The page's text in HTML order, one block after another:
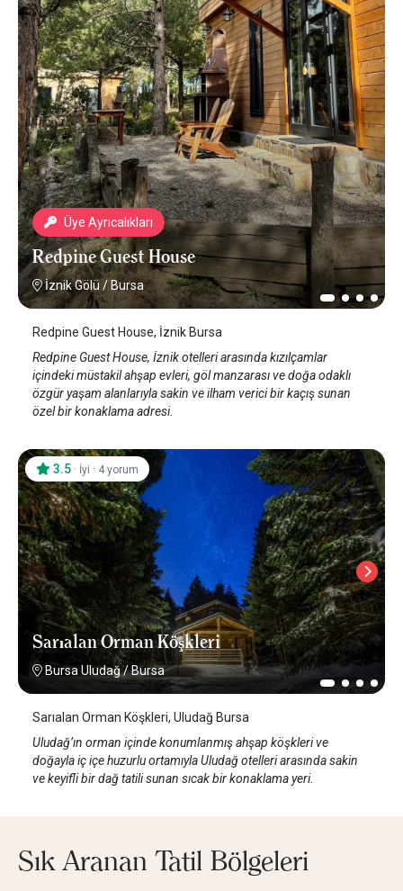
Üye Ayrıcalıkları
Redpine Guest House
İznik Gölü / Bursa
Redpine Guest House, İznik Bursa
Redpine Guest House, İznik otelleri arasında kızılçamlar
içindeki müstakil ahşap evleri, göl manzarası ve doğa odaklı
özgür yaşam alanlarıyla sakin ve ilham verici bir kaçış sunan
özel bir konaklama adresi.
Sarıalan Orman Köşkleri
Bursa Uludağ/Bursa
3.5 · İyi · 4 yorum
Sarıalan Orman Köşkleri, Uludağ Bursa
Uludağ’ın orman içinde konumlanmış ahşap köşkleri ve
doğayla iç içe huzurlu ortamıyla Uludağ otelleri arasında sakin
ve keyifli bir dağ tatili sunan sıcak bir konaklama yeri.
Sık Aranan Tatil Bölgeleri